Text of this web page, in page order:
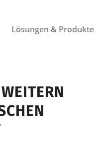
Lösungen & Produkte